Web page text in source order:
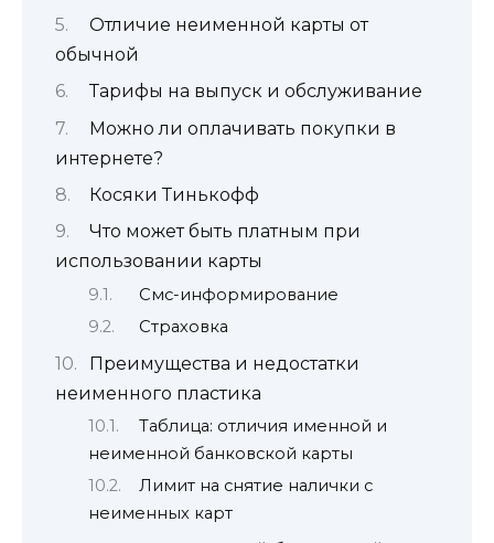
Отличие неименной карты от
обычной
Тарифы на выпуск и обслуживание
Можно ли оплачивать покупки в
интернете?
Косяки Тинькофф
Что может быть платным при
использовании карты
Смс-информирование
Страховка
Преимущества и недостатки
неименного пластика
Таблица: отличия именной и
неименной банковской карты
Лимит на снятие налички с
неименных карт